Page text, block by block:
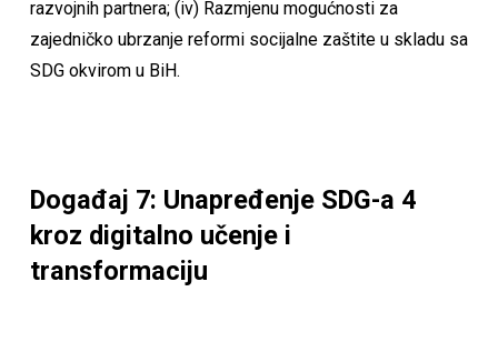
razvojnih partnera; (iv) Razmjenu mogućnosti za
zajedničko ubrzanje reformi socijalne zaštite u skladu sa
SDG okvirom u BiH.
Događaj 7: Unapređenje SDG-a 4
kroz digitalno učenje i
transformaciju